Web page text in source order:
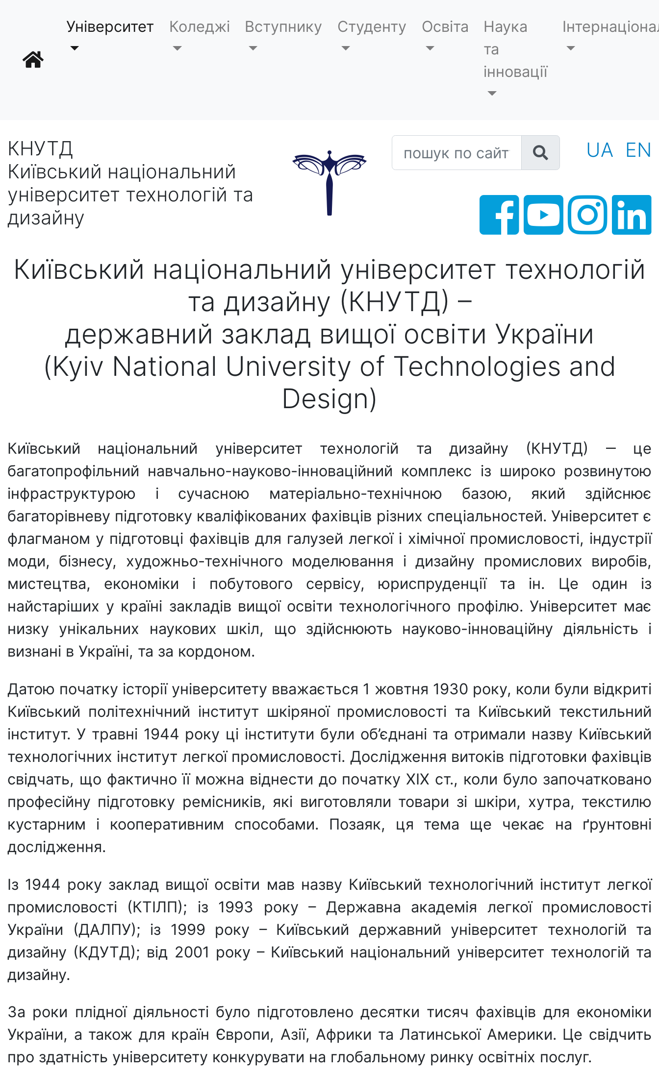
Університет Коледжі Вступнику Студенту Освіта
Наука
та
інновації
КНУТД
Київський національний
університет технологій та
дизайну
пошук по сайту UA EN
Київський національний університет технологій
та дизайну (КНУТД) –
державний заклад вищої освіти України
(Kyiv National University of Technologies and
Design)
Київський національний університет технологій та дизайну (КНУТД) ‒ це
багатопрофільний навчально-науково-інноваційний комплекс із широко розвинутою
інфраструктурою і сучасною матеріально-технічною базою, який здійснює
багаторівневу підготовку кваліфікованих фахівців різних спеціальностей. Університет є
флагманом у підготовці фахівців для галузей легкої і хімічної промисловості, індустрії
моди, бізнесу, художньо-технічного моделювання і дизайну промислових виробів,
мистецтва, економіки і побутового сервісу, юриспруденції та ін. Це один із
найстаріших у країні закладів вищої освіти технологічного профілю. Університет має
низку унікальних наукових шкіл, що здійснюють науково-інноваційну діяльність і
визнані в Україні, та за кордоном.
Датою початку історії університету вважається 1 жовтня 1930 року, коли були відкриті
Київський політехнічний інститут шкіряної промисловості та Київський текстильний
інститут. У травні 1944 року ці інститути були об’єднані та отримали назву Київський
технологічних інститут легкої промисловості. Дослідження витоків підготовки фахівців
свідчать, що фактично її можна віднести до початку ХІХ ст., коли було започатковано
професійну підготовку ремісників, які виготовляли товари зі шкіри, хутра, текстилю
кустарним і кооперативним способами. Позаяк, ця тема ще чекає на ґрунтовні
дослідження.
Із 1944 року заклад вищої освіти мав назву Київський технологічний інститут легкої
промисловості (КТІЛП); із 1993 року – Державна академія легкої промисловості
України (ДАЛПУ); із 1999 року – Київський державний університет технологій та
дизайну (КДУТД); від 2001 року – Київський національний університет технологій та
дизайну.
За роки плідної діяльності було підготовлено десятки тисяч фахівців для економіки
України, а також для країн Європи, Азії, Африки та Латинської Америки. Це свідчить
про здатність університету конкурувати на глобальному ринку освітніх послуг.